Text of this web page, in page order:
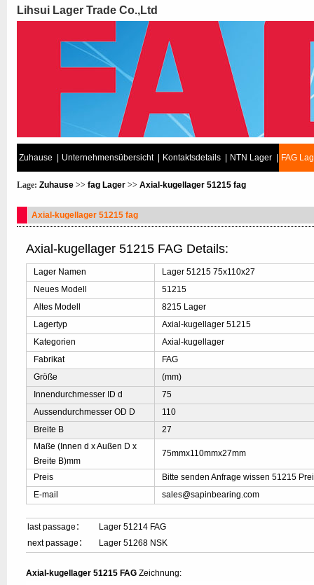
Lihsui Lager Trade Co.,Ltd
Zuhause Unternehmensübersicht Kontaktsdetails NTN Lager FAG
Lage: Zuhause >> fag Lager >> Axial-kugellager 51215 fag
Axial-kugellager 51215 fag
Axial-kugellager 51215 FAG Details:
Lager Namen
Lager 51215 75x110x27
Neues Modell
51215
Altes Modell
8215 Lager
Lagertyp
Axial-kugellager 51215
Kategorien
Axial-kugellager
Fabrikat
FAG
Größe
(mm)
Innendurchmesser ID d
75
Aussendurchmesser OD D
110
Breite B
27
Maße (Innen d x Außen D x
Breite B)mm
75mmx110mmx27mm
Preis
Bitte senden Anfrage wissen 51215
E-mail
sales@sapinbearing.com
last passage：
Lager 51214 FAG
next passage：
Lager 51268 NSK
Axial-kugellager 51215 FAG Zeichnung: